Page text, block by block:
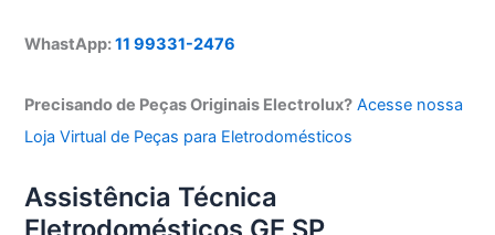
WhastApp:11 99331-2476
Precisando de Peças Originais Electrolux? Acesse nossa
Loja Virtual de Peças para Eletrodomésticos
Assistência Técnica